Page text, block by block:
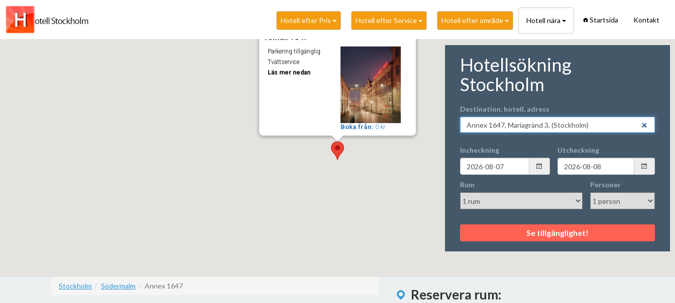
Hotell efter Pris Hotell efter Service Hotell efter område Hotell nära Startsida Kontakt
Annex 1647
Parkering tillgänglig
Tvättservice
Läs mer nedan
Boka från: 0 kr
Hotellsökning
Stockholm
Destination, hotell, adress
Incheckning Utcheckning
Rum Personer
Se tillgänglighet!
Stockholm Södermalm Annex 1647
Reservera rum: